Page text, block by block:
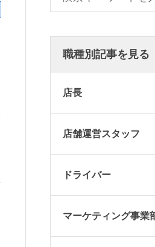
職種別記事を見る
店長
店舗運営スタッフ
ドライバー
マーケティング事業